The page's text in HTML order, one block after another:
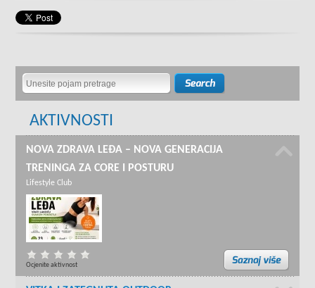
AKTIVNOSTI
NOVA ZDRAVA LEĐA – NOVA GENERACIJA
TRENINGA ZA CORE I POSTURU
Lifestyle Club
Ocjenite aktivnost